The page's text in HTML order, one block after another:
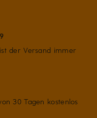
der Versand immer
30 Tagen kostenlos